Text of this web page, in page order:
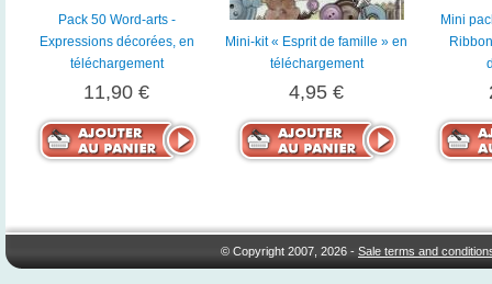
Pack 50 Word-arts -
Expressions décorées, en
téléchargement
11,90 €
Mini-kit « Esprit de famille » en
téléchargement
4,95 €
Mini
© Copyright 2007, 2026 -Sale terms and